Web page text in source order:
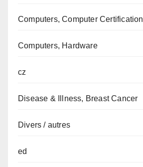
Computers, Computer Certification
Computers, Hardware
cz
Disease & Illness, Breast Cancer
Divers / autres
ed